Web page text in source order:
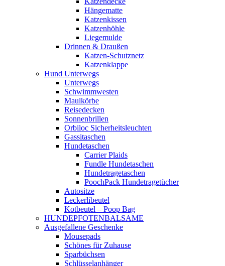
Hängematte
Katzenkissen
Katzenhöhle
Liegemulde
Drinnen & Draußen
Katzen-Schutznetz
Katzenklappe
Hund Unterwegs
Unterwegs
Schwimmwesten
Maulkörbe
Reisedecken
Sonnenbrillen
Orbiloc Sicherheitsleuchten
Gassitaschen
Hundetaschen
Carrier Plaids
Fundle Hundetaschen
Hundetragetaschen
PoochPack Hundetragetücher
Autositze
Leckerlibeutel
Kotbeutel – Poop Bag
HUNDEPFOTENBALSAME
Ausgefallene Geschenke
Mousepads
Schönes für Zuhause
Sparbüchsen
Schlüsselanhänger